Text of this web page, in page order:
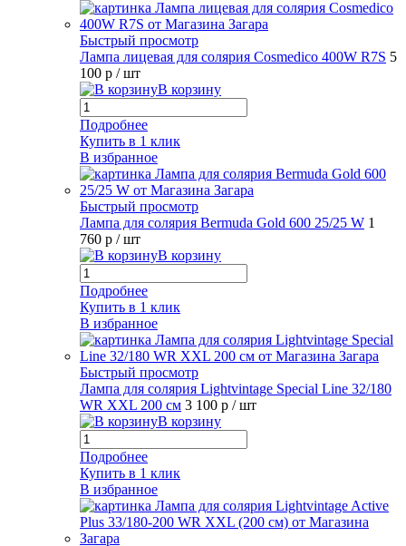
Быстрый просмотр
Лампа лицевая для солярия Cosmedico 400W R7S 5
100 р / шт
В корзину
Подробнее
Купить в 1 клик
В избранное
Быстрый просмотр
Лампа для солярия Bermuda Gold 600 25/25 W 1
760 р / шт
В корзину
Подробнее
Купить в 1 клик
В избранное
Быстрый просмотр
Лампа для солярия Lightvintage Special Line 32/180
WR XXL 200 см 3 100 р / шт
В корзину
Подробнее
Купить в 1 клик
В избранное